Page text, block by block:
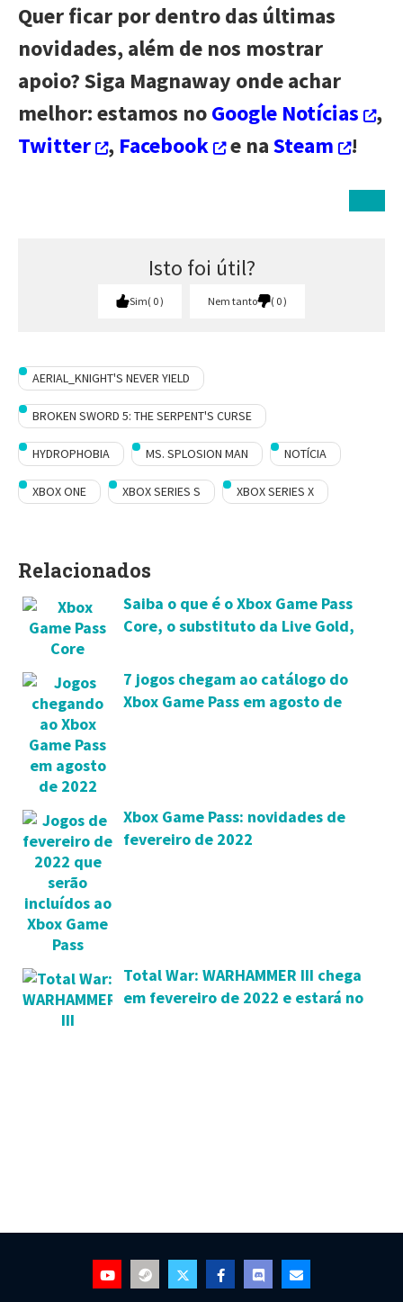
Quer ficar por dentro das últimas
novidades, além de nos mostrar
apoio? Siga Magnaway onde achar
melhor: estamos noGoogle Notícias
,
Twitter
, Facebook e naSteam !
Isto foi útil?
Sim 0 Nem tanto 0
AERIAL_KNIGHT'S NEVER YIELD
BROKEN SWORD 5: THE SERPENT'S CURSE
HYDROPHOBIA MS. SPLOSION MAN NOTÍCIA
XBOX ONE XBOX SERIES S XBOX SERIES X
Relacionados
Saiba o que é o Xbox Game Pass
Core, o substituto da Live Gold,
7 jogos chegam ao catálogo do
Xbox Game Pass em agosto de
Xbox Game Pass: novidades de
fevereiro de 2022
Total War: WARHAMMER III chega
em fevereiro de 2022 e estará no